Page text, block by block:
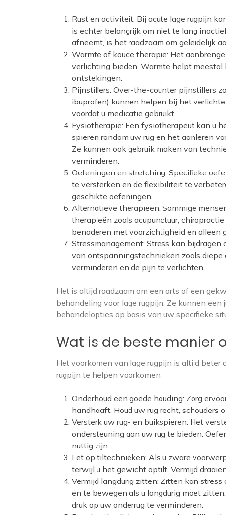
Rust en activiteit: Bij acute lage rugpijn
is echter belangrijk om niet te lang
afneemt, is het raadzaam om geleidelijk
Warmte of koude therapie: Het
verlichting bieden. Warmte helpt
ontstekingen.
Pijnstillers: Over-the-counter pijnstillers
ibuprofen) kunnen helpen bij het
voordat u medicatie gebruikt.
Fysiotherapie: Een fysiotherapeut kan u
spieren rondom uw rug en het aanleren
Ze kunnen ook gebruik maken van
verminderen.
Oefeningen en stretching: Specifieke
te versterken en de flexibiliteit te
geschikte oefeningen.
Alternatieve therapieën: Sommige
therapieën zoals acupunctuur,
benaderen met voorzichtigheid en alleen
Stressmanagement: Stress kan
van ontspanningstechnieken zoals diepe
verminderen en de pijn te verlichten.
Het is altijd raadzaam om een arts of een
behandeling voor lage rugpijn. Ze kunnen
behandelopties op basis van uw specifieke
Wat is de beste manier
Het voorkomen van lage rugpijn is altijd
rugpijn te helpen voorkomen:
Onderhoud een goede houding: Zorg
handhaaft. Houd uw rug recht,
Versterk uw rug- en buikspieren: Het
ondersteuning aan uw rug te bieden.
nuttig zijn.
Let op tiltechnieken: Als u zware
terwijl u het gewicht optilt. Vermijd
Vermijd langdurig zitten: Zitten kan stress
en te bewegen als u langdurig moet
druk op uw onderrug te verminderen.